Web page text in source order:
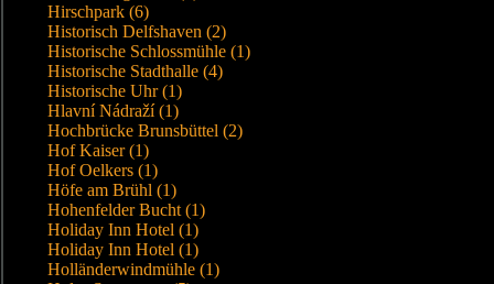
Hirschpark (6)
Historisch Delfshaven (2)
Historische Schlossmühle (1)
Historische Stadthalle (4)
Historische Uhr (1)
Hlavní Nádraží (1)
Hochbrücke Brunsbüttel (2)
Hof Kaiser (1)
Hof Oelkers (1)
Höfe am Brühl (1)
Hohenfelder Bucht (1)
Holiday Inn Hotel (1)
Holiday Inn Hotel (1)
Holländerwindmühle (1)